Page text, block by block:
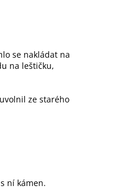
se nakládat na
na leštičku,
ze starého
ní kámen.